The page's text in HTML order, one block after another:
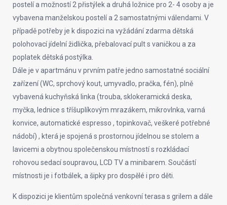
postelí a možností 2 přistýlek a druhá ložnice pro 2- 4 osoby a je
vybavena manželskou postelí a 2 samostatnými válendami. V
případě potřeby je k dispozici na vyžádání zdarma dětská
polohovací jídelní židlička, přebalovací pult s vaničkou a za
poplatek dětská postýlka.
Dále je v apartmánu v prvním patře jedno samostatné sociální
zařízení (WC, sprchový kout, umyvadlo, pračka, fén), plně
vybavená kuchyňská linka (trouba, sklokeramická deska,
myčka, lednice s tříšuplíkovým mrazákem, mikrovlnka, varná
konvice, automatické espresso , topinkovač, veškeré potřebné
nádobí) , která je spojená s prostornou jídelnou se stolem a
lavicemi a obytnou společenskou místností s rozkládací
rohovou sedací soupravou, LCD TV a minibarem. Součástí
místnosti je i fotbálek, a šipky pro dospělé i pro děti.
K dispozici je klientům společná venkovní terasa s grilem a dále